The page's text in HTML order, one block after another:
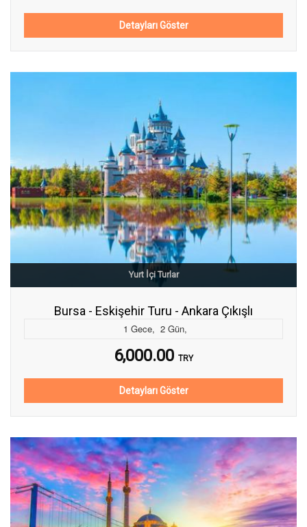
Detayları Göster
Yurt İçi Turlar
Bursa - Eskişehir Turu - Ankara Çıkışlı
1 Gece, 2 Gün,
6,000.00 TRY
Detayları Göster